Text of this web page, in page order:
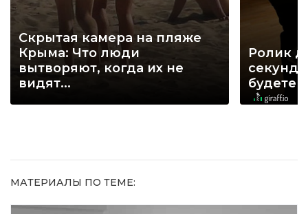
Скрытая камера на пляже
Крыма: Что люди
вытворяют, когда их не
видят...
Ролик
секунд,
будете
МАТЕРИАЛЫ ПО ТЕМЕ: